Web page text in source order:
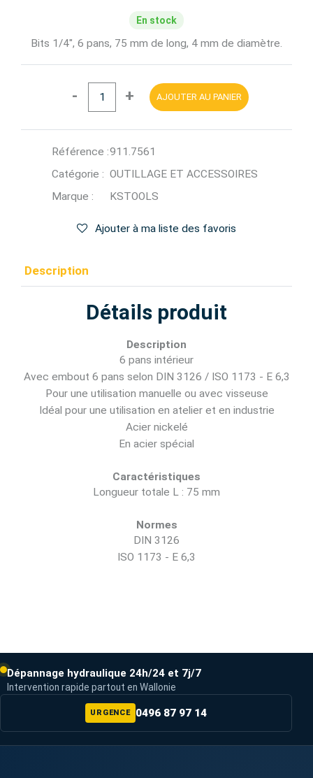
En stock
Bits 1/4", 6 pans, 75 mm de long, 4 mm de diamètre.
- + AJOUTER AU PANIER
Référence :911.7561
Catégorie : OUTILLAGE ET ACCESSOIRES
Marque :
KSTOOLS
Ajouter à ma liste des favoris
Description
Détails produit
Description
6 pans intérieur
Avec embout 6 pans selon DIN 3126 / ISO 1173 - E 6,3
Pour une utilisation manuelle ou avec visseuse
Idéal pour une utilisation en atelier et en industrie
Acier nickelé
En acier spécial
Caractéristiques
Longueur totale L : 75 mm
Normes
DIN 3126
ISO 1173 - E 6,3
Dépannage hydraulique 24h/24 et 7j/7
Intervention rapide partout en Wallonie
URGENCE 0496 87 97 14